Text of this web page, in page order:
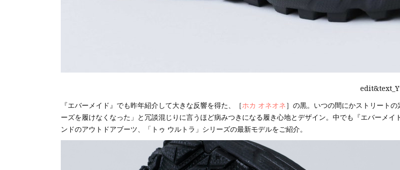
『エバーメイド』でも昨年紹介して大きな反響を得た、［ホカ オネオネ］の黒。いつの間にかストリート
ーズを履けなくなった」と冗談混じりに言うほど病みつきになる履き心地とデザイン。中でも『エバーメ
ンドのアウトドアブーツ、「トゥ ウルトラ」シリーズの最新モデルをご紹介。